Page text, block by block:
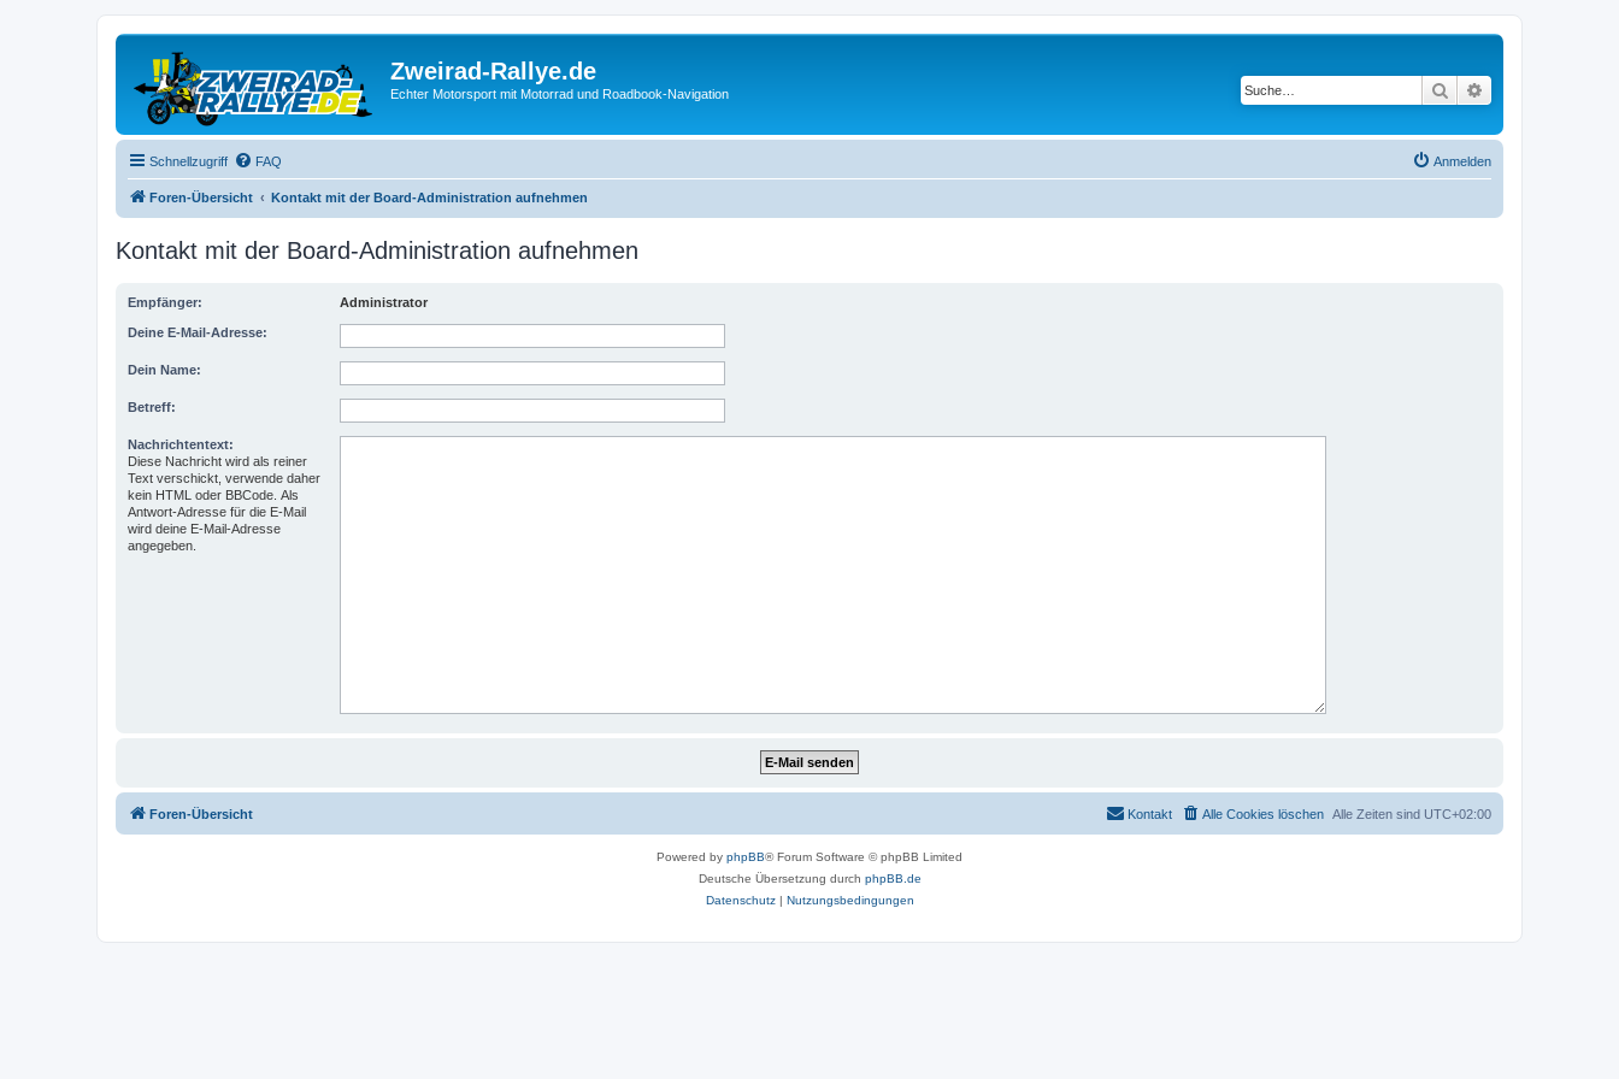
Zweirad-Rallye.de
Echter Motorsport mit Motorrad und Roadbook-Navigation Suche
Schnellzugriff FAQ Anmelden
Foren-Übersicht Kontakt mit der Board-Administration aufnehmen
Kontakt mit der Board-Administration aufnehmen
Empfänger: Administrator
Deine E-Mail-Adresse:
Dein Name:
Betreff:
Nachrichtentext:
Diese Nachricht wird als reiner
Text verschickt, verwende daher
kein HTML oder BBCode. Als
Antwort-Adresse für die E-Mail
wird deine E-Mail-Adresse
angegeben.
Foren-Übersicht Alle Zeiten sind UTC+02:00
Alle Cookies löschen
Kontakt
Powered by phpBB® Forum Software © phpBB Limited
Deutsche Übersetzung durch phpBB.de
Datenschutz| Nutzungsbedingungen